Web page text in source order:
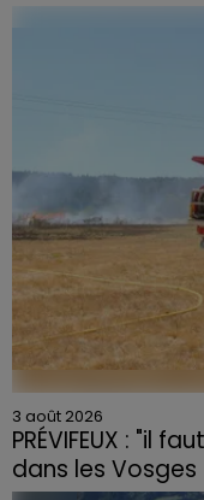
Du plomb a été
3 août 2026
PRÉVIFEUX : "il
dans les Vosges